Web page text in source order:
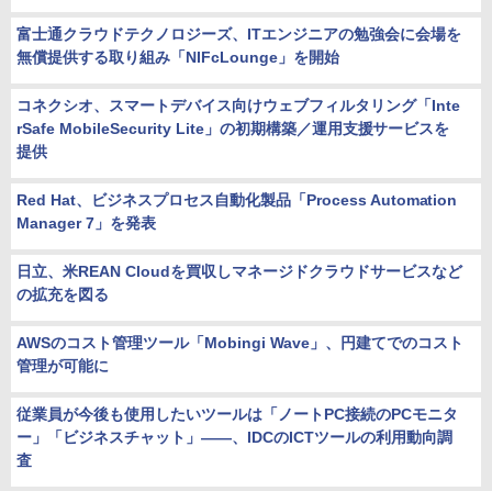
富士通クラウドテクノロジーズ、ITエンジニアの勉強会に会場を
無償提供する取り組み「NIFcLounge」を開始
コネクシオ、スマートデバイス向けウェブフィルタリング「Inte
rSafe MobileSecurity Lite」の初期構築／運用支援サービスを
提供
Red Hat、ビジネスプロセス自動化製品「Process Automation
Manager 7」を発表
日立、米REAN Cloudを買収しマネージドクラウドサービスなど
の拡充を図る
AWSのコスト管理ツール「Mobingi Wave」、円建てでのコスト
管理が可能に
従業員が今後も使用したいツールは「ノートPC接続のPCモニタ
ー」「ビジネスチャット」――、IDCのICTツールの利用動向調
査